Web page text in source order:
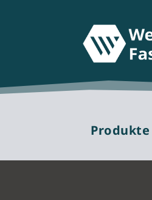
Produkte